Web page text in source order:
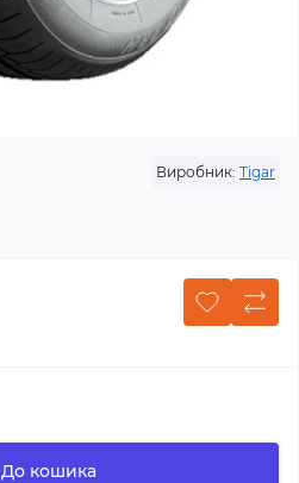
Виробник: Tigar
До кошика